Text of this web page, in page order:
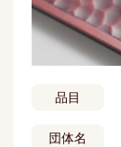
品目
団体名